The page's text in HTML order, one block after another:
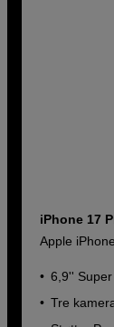
iPhone 17
Apple
6,9''
Tre